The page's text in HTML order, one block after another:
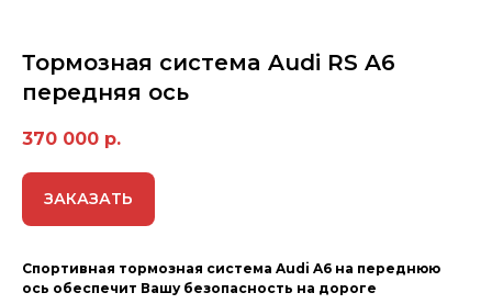
Тормозная сиcтемa Audi RS A6
передняя ось
370 000 р.
ЗАКАЗАТЬ
Спортивная тормозная сиcтемa Audi A6 на переднюю
ось обеспечит Вашу безопасность на дороге